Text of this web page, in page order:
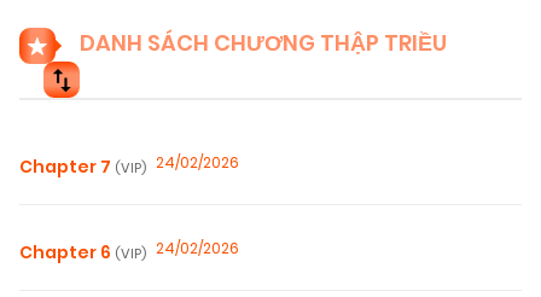
DANH SÁCH CHƯƠNG THẬP TRIỀU
Chapter 7 (VIP) 24/02/2026
Chapter 6 (VIP) 24/02/2026